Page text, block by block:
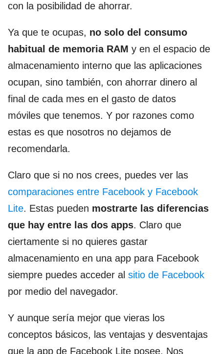
con la posibilidad de ahorrar.
Ya que te ocupas, no solo del consumo
habitual de memoria RAM y en el espacio de
almacenamiento interno que las aplicaciones
ocupan, sino también, con ahorrar dinero al
final de cada mes en el gasto de datos
móviles que tenemos. Y por razones como
estas es que nosotros no dejamos de
recomendarla.
Claro que si no nos crees, puedes ver las
comparaciones entre Facebook y Facebook
Lite. Estas pueden mostrarte las diferencias
que hay entre las dos apps. Claro que
ciertamente si no quieres gastar
almacenamiento en una app para Facebook
siempre puedes acceder al sitio de Facebook
por medio del navegador.
Y aunque sería mejor que vieras los
conceptos básicos, las ventajas y desventajas
que la app de Facebook Lite posee. Nos